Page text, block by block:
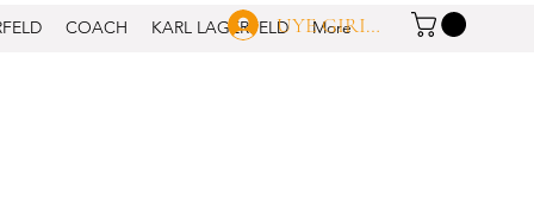
COACH KARL LAGERFELD More
UYE GIRISI